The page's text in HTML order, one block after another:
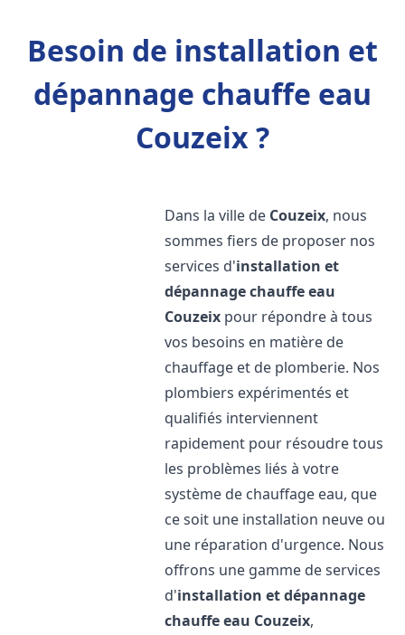
Besoin de installation et
dépannage chauffe eau
Couzeix ?
Dans la ville de Couzeix, nous
sommes fiers de proposer nos
services d'installation et
dépannage chauffe eau
Couzeix pour répondre à tous
vos besoins en matière de
chauffage et de plomberie. Nos
plombiers expérimentés et
qualifiés interviennent
rapidement pour résoudre tous
les problèmes liés à votre
système de chauffage eau, que
ce soit une installation neuve ou
une réparation d'urgence. Nous
offrons une gamme de services
d'installation et dépannage
chauffe eau Couzeix,